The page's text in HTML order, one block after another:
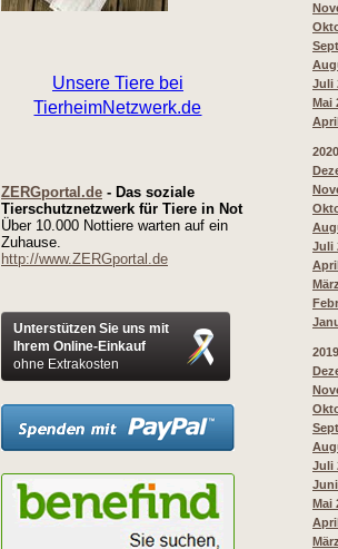
ZERGportal.de - Das soziale
Tierschutznetzwerk für Tiere in Not
Über 10.000 Nottiere warten auf ein
Zuhause.
http://www.ZERGportal.de
Unterstützen Sie uns mit
Ihrem Online-Einkauf
ohne Extrakosten
Juli
Mai
2020
Juli
2019
Juli
Mai